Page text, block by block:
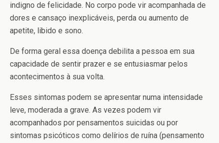
indigno de felicidade. No corpo pode vir acompanhada de
dores e cansaço inexplicáveis, perda ou aumento de
apetite, libido e sono.
De forma geral essa doença debilita a pessoa em sua
capacidade de sentir prazer e se entusiasmar pelos
acontecimentos à sua volta.
Esses sintomas podem se apresentar numa intensidade
leve, moderada a grave. As vezes podem vir
acompanhados por pensamentos suicidas ou por
sintomas psicóticos como delírios de ruína (pensamento